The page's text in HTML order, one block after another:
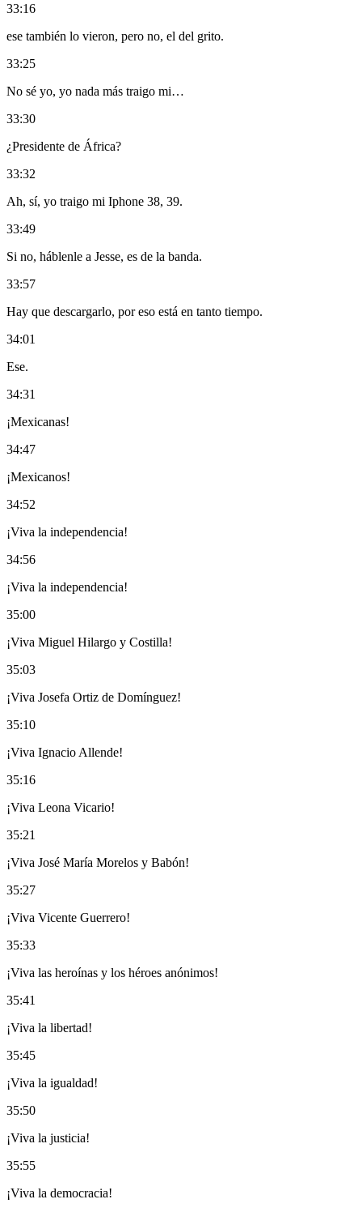
33:16
ese también lo vieron, pero no, el del grito.
33:25
No sé yo, yo nada más traigo mi…
33:30
¿Presidente de África?
33:32
Ah, sí, yo traigo mi Iphone 38, 39.
33:49
Si no, háblenle a Jesse, es de la banda.
33:57
Hay que descargarlo, por eso está en tanto tiempo.
34:01
Ese.
34:31
¡Mexicanas!
34:47
¡Mexicanos!
34:52
¡Viva la independencia!
34:56
¡Viva la independencia!
35:00
¡Viva Miguel Hilargo y Costilla!
35:03
¡Viva Josefa Ortiz de Domínguez!
35:10
¡Viva Ignacio Allende!
35:16
¡Viva Leona Vicario!
35:21
¡Viva José María Morelos y Babón!
35:27
¡Viva Vicente Guerrero!
35:33
¡Viva las heroínas y los héroes anónimos!
35:41
¡Viva la libertad!
35:45
¡Viva la igualdad!
35:50
¡Viva la justicia!
35:55
¡Viva la democracia!